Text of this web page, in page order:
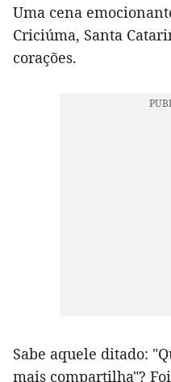
Uma cena
Criciúma, Santa
corações.
Sabe aquele ditado:
mais compartilha"?